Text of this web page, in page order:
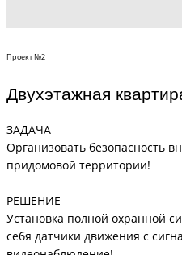
Проект №2
Двухэтажная
ЗАДАЧА
Организовать безопасность
придомовой территории!
РЕШЕНИЕ
Установка полной охранной
себя датчики движения с